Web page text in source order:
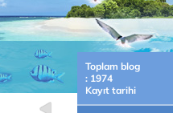
Toplam blog
: 1974
Kayıt tarihi